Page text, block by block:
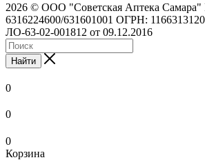
2026 © ООО "Советская Аптека
6316224600/631601001 ОГРН:
ЛО-63-02-001812 от 09.12.2016
Найти
0
0
0
Корзина